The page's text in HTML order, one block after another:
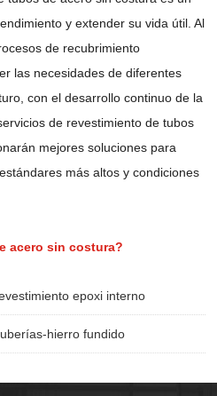
y extender su vida útil. Al
de recubrimiento
las necesidades de diferentes
con el desarrollo continuo de la
de revestimiento de tubos
mejores soluciones para
más altos y condiciones
acero sin costura?
epoxi interno
hierro fundido